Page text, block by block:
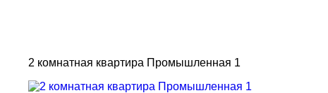
2 комнатная квартира Промышленная 1